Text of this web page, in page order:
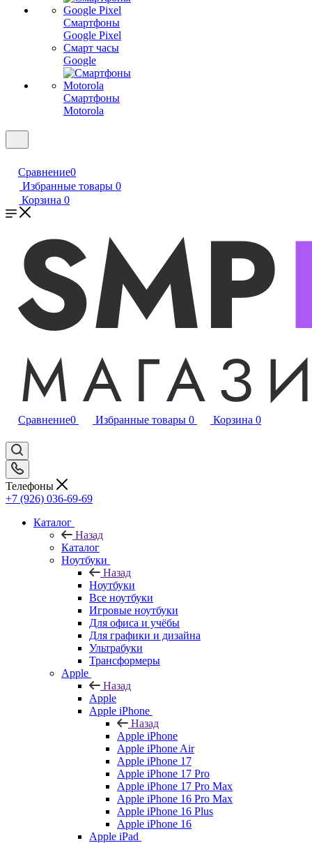
Смартфоны
Google Pixel
Смарт часы
Google
Смартфоны
Motorola
Сравнение0
Избранные товары 0
Корзина 0
Сравнение0 Избранные товары 0 Корзина 0
Телефоны
+7 (926) 036-69-69
Каталог
Назад
Каталог
Ноутбуки
Назад
Ноутбуки
Все ноутбуки
Игровые ноутбуки
Для офиса и учёбы
Для графики и дизайна
Ультрабуки
Трансформеры
Apple
Назад
Apple
Apple iPhone
Назад
Apple iPhone
Apple iPhone Air
Apple iPhone 17
Apple iPhone 17 Pro
Apple iPhone 17 Pro Max
Apple iPhone 16 Pro Max
Apple iPhone 16 Plus
Apple iPhone 16
Apple iPad